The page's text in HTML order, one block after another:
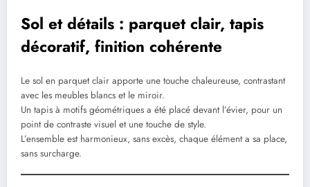
Sol et détails : parquet clair, tapis
décoratif, finition cohérente
Le sol en parquet clair apporte une touche chaleureuse, contrastant
avec les meubles blancs et le miroir.
Un tapis à motifs géométriques a été placé devant l’évier, pour un
point de contraste visuel et une touche de style.
L’ensemble est harmonieux, sans excès, chaque élément a sa place,
sans surcharge.